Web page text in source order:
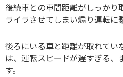
後続車との車間距離がしっかり
ライラさせてしまい煽り運転に
後ろにいる車と距離が取れてい
は、運転スピードが遅すぎる、
す。